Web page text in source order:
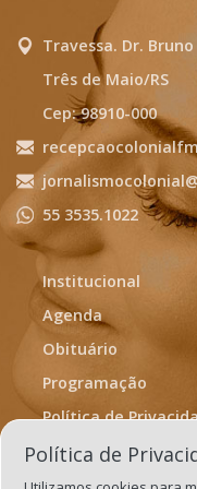
Travessa. Dr.
Três de Maio/RS
Cep: 98910-000
55 3535.1022
Institucional
Agenda
Obituário
Programação
Política de
Termos de Uso
Política de